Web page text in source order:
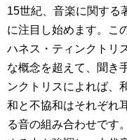
15世紀、音楽に関する
に注目し始めます。こ
ハネス・ティンクトリ
な概念を超えて、聞き
ンクトリスによれば、
和と不協和はそれぞれ
る音の組み合わせです